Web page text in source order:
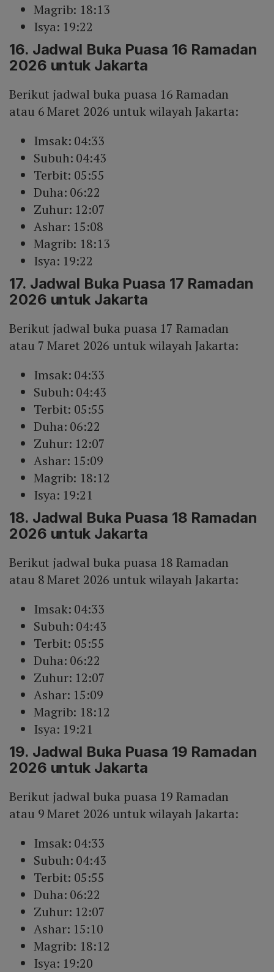
Magrib: 18:13
Isya: 19:22
16. Jadwal Buka Puasa 16 Ramadan
2026 untuk Jakarta
Berikut jadwal buka puasa 16 Ramadan
atau 6 Maret 2026 untuk wilayah Jakarta:
Imsak: 04:33
Subuh: 04:43
Terbit: 05:55
Duha: 06:22
Zuhur: 12:07
Ashar: 15:08
Magrib: 18:13
Isya: 19:22
17. Jadwal Buka Puasa 17 Ramadan
2026 untuk Jakarta
Berikut jadwal buka puasa 17 Ramadan
atau 7 Maret 2026 untuk wilayah Jakarta:
Imsak: 04:33
Subuh: 04:43
Terbit: 05:55
Duha: 06:22
Zuhur: 12:07
Ashar: 15:09
Magrib: 18:12
Isya: 19:21
18. Jadwal Buka Puasa 18 Ramadan
2026 untuk Jakarta
Berikut jadwal buka puasa 18 Ramadan
atau 8 Maret 2026 untuk wilayah Jakarta:
Imsak: 04:33
Subuh: 04:43
Terbit: 05:55
Duha: 06:22
Zuhur: 12:07
Ashar: 15:09
Magrib: 18:12
Isya: 19:21
19. Jadwal Buka Puasa 19 Ramadan
2026 untuk Jakarta
Berikut jadwal buka puasa 19 Ramadan
atau 9 Maret 2026 untuk wilayah Jakarta:
Imsak: 04:33
Subuh: 04:43
Terbit: 05:55
Duha: 06:22
Zuhur: 12:07
Ashar: 15:10
Magrib: 18:12
Isya: 19:20